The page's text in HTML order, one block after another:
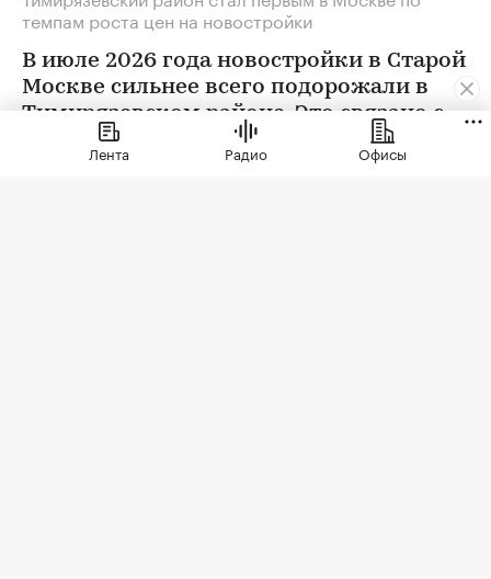
темпам роста цен на новостройки
В июле 2026 года новостройки в Старой
Москве сильнее всего подорожали в
Тимирязевском районе. Это связано с
появлением в экспозиции нового
проекта бизнес-класса
Лента Радио Офисы